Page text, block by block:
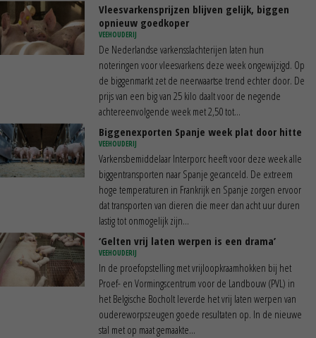
Vleesvarkensprijzen blijven gelijk, biggen
opnieuw goedkoper
VEEHOUDERIJ
De Nederlandse varkensslachterijen laten hun
noteringen voor vleesvarkens deze week ongewijzigd. Op
de biggenmarkt zet de neerwaartse trend echter door. De
prijs van een big van 25 kilo daalt voor de negende
achtereenvolgende week met 2,50 tot...
Biggenexporten Spanje week plat door hitte
VEEHOUDERIJ
Varkensbemiddelaar Interporc heeft voor deze week alle
biggentransporten naar Spanje gecanceld. De extreem
hoge temperaturen in Frankrijk en Spanje zorgen ervoor
dat transporten van dieren die meer dan acht uur duren
lastig tot onmogelijk zijn...
‘Gelten vrij laten werpen is een drama’
VEEHOUDERIJ
In de proefopstelling met vrijloopkraamhokken bij het
Proef- en Vormingscentrum voor de Landbouw (PVL) in
het Belgische Bocholt leverde het vrij laten werpen van
oudereworpszeugen goede resultaten op. In de nieuwe
stal met op maat gemaakte...